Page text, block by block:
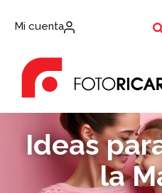
Mi cuenta
Ideas
la